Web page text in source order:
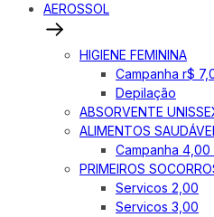
AEROSSOL
HIGIENE FEMININA
Campanha r$
Depilação
ABSORVENTE
ALIMENTOS
Campanha 4,00
PRIMEIROS
Servicos 2,00
Servicos 3,00